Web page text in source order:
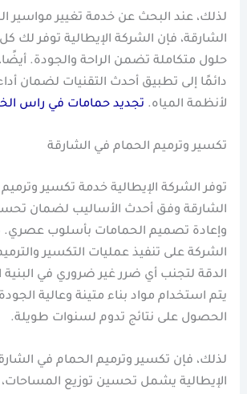
لذلك، عند البحث عن خدمة تغيير مواسير
الشارقة، فإن الشركة الإيطالية توفر لك
حلول متكاملة تضمن الراحة والجودة.
دائمًا إلى تطبيق أحدث التقنيات لضمان
لأنظمة المياه. تجديد حمامات في راس
تكسير وترميم الحمام في الشارقة
توفر الشركة الإيطالية خدمة تكسير
الشارقة وفق أحدث الأساليب لضمان
وإعادة تصميم الحمامات بأسلوب
الشركة على تنفيذ عمليات التكسير
الدقة لتجنب أي ضرر غير ضروري في البنية
يتم استخدام مواد بناء متينة وعالية
الحصول على نتائج تدوم لسنوات طويلة.
لذلك، فإن تكسير وترميم الحمام في
الإيطالية يشمل تحسين توزيع المساحات،